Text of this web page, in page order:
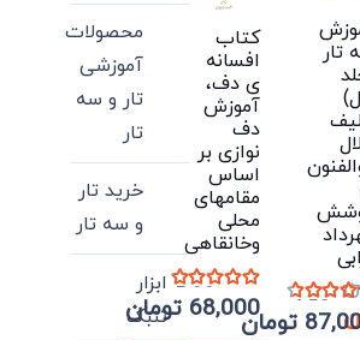
تار
4.50از 5
تومان
کتاب
افسانه
ی دف،
آموزش
دف
نوازی بر
اساس
مقامهای
محلی
وخانقاهی
نمره 5.00از 5 68,000 تومان
محصولات
آموزشی
تار و سه
تار
خرید تار
و سه تار
ابزار
تنبک